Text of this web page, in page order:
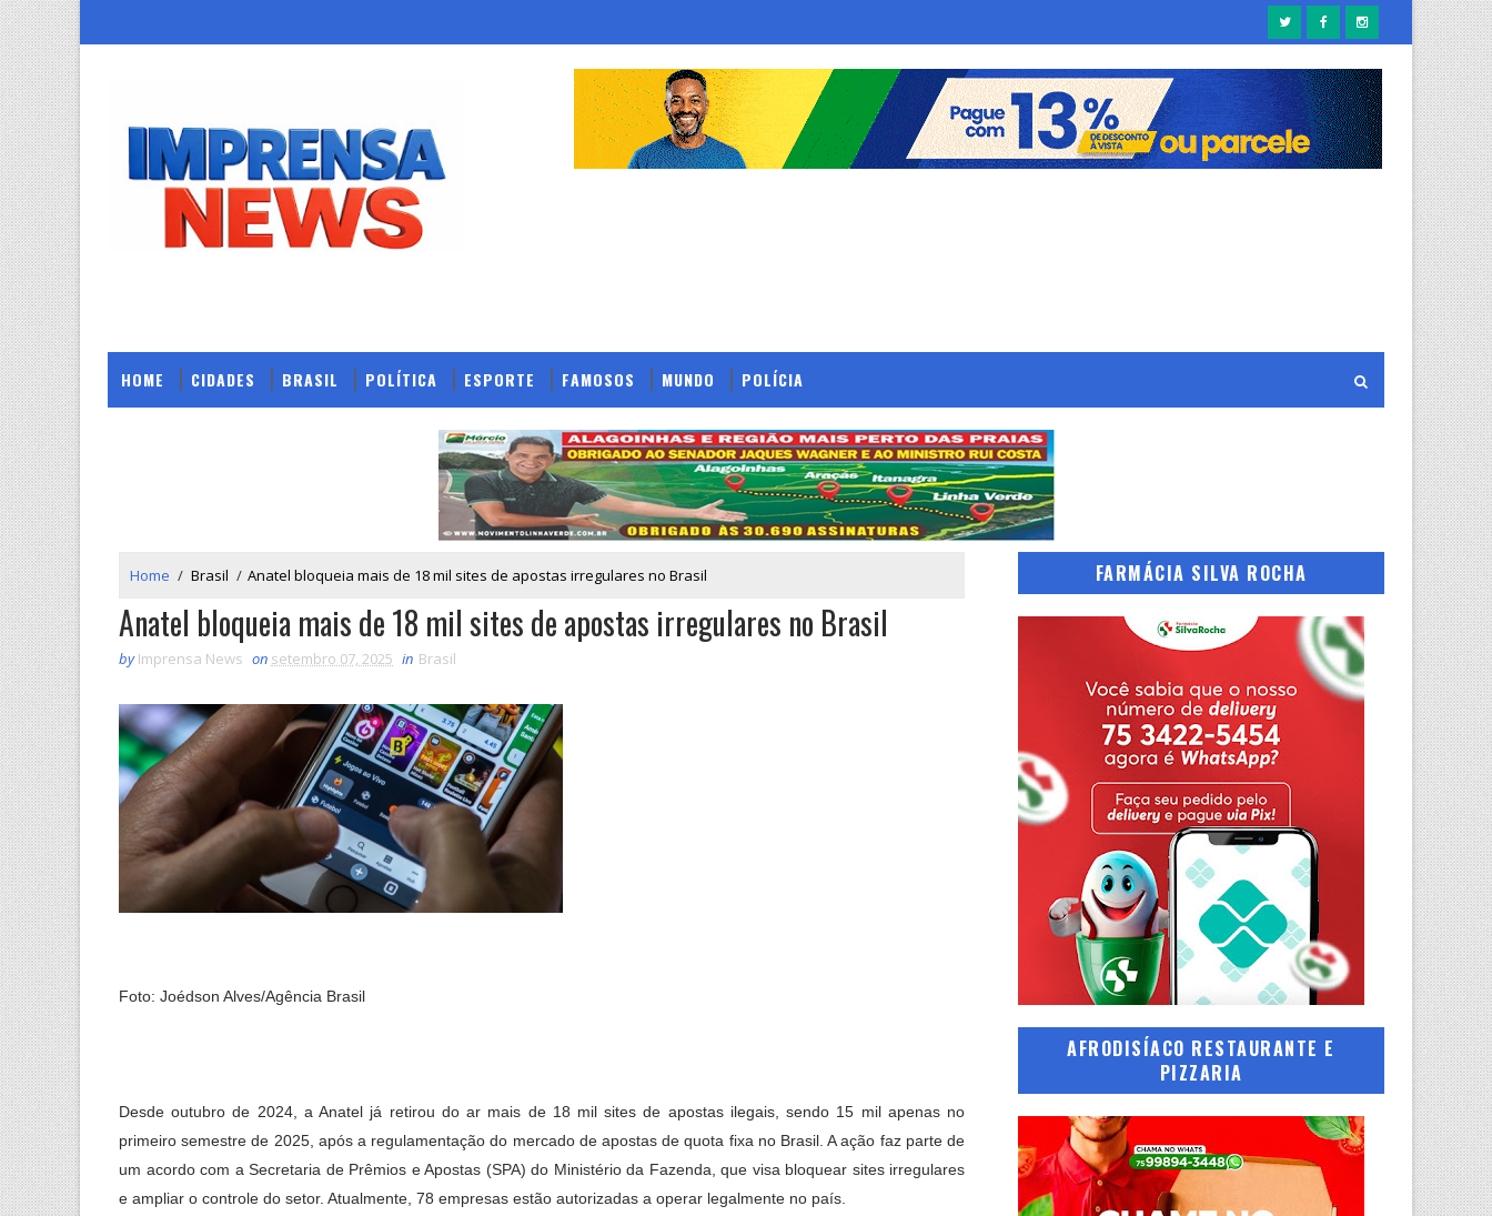
HOME CIDADES BRASIL POLÍTICA ESPORTE FAMOSOS MUNDO POLÍCIA
Home / Brasil / Anatel bloqueia mais de 18 mil sites de apostas irregulares no Brasil
Anatel bloqueia mais de 18 mil sites de apostas irregulares no Brasil
by Imprensa News on setembro 07, 2025 in Brasil
Foto: Joédson Alves/Agência Brasil
Desde outubro de 2024, a Anatel já retirou do ar mais de 18 mil sites de apostas ilegais, sendo 15 mil apenas no
primeiro semestre de 2025, após a regulamentação do mercado de apostas de quota fixa no Brasil. A ação faz parte de
um acordo com a Secretaria de Prêmios e Apostas (SPA) do Ministério da Fazenda, que visa bloquear sites irregulares
e ampliar o controle do setor. Atualmente, 78 empresas estão autorizadas a operar legalmente no país.
FARMÁCIA SILVA ROCHA
AFRODISÍACO RESTAURANTE E
PIZZARIA